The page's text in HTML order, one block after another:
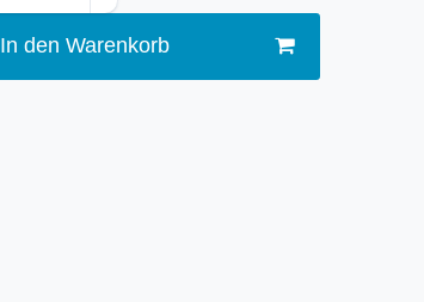
In den Warenkorb